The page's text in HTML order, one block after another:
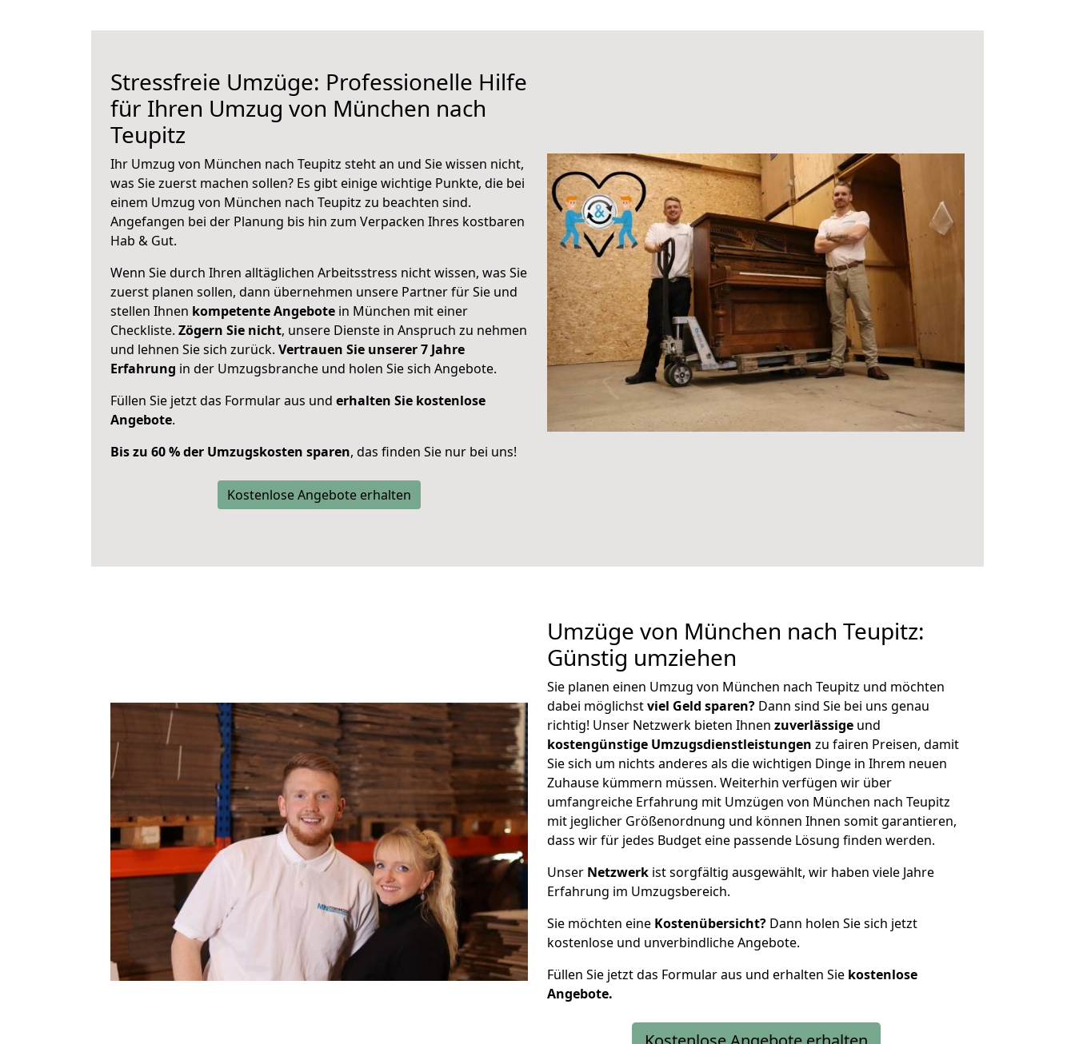
Stressfreie Umzüge: Professionelle Hilfe
für Ihren Umzug von München nach
Teupitz
Ihr Umzug von München nach Teupitz steht an und Sie wissen nicht,
was Sie zuerst machen sollen? Es gibt einige wichtige Punkte, die bei
einem Umzug von München nach Teupitz zu beachten sind.
Angefangen bei der Planung bis hin zum Verpacken Ihres kostbaren
Hab & Gut.
Wenn Sie durch Ihren alltäglichen Arbeitsstress nicht wissen, was Sie
zuerst planen sollen, dann übernehmen unsere Partner für Sie und
stellen Ihnen kompetente Angebote in München mit einer
Checkliste. Zögern Sie nicht, unsere Dienste in Anspruch zu nehmen
und lehnen Sie sich zurück. Vertrauen Sie unserer 7 Jahre
Erfahrung in der Umzugsbranche und holen Sie sich Angebote.
Füllen Sie jetzt das Formular aus und erhalten Sie kostenlose
Angebote.
Bis zu 60 % der Umzugskosten sparen, das finden Sie nur bei uns!
Kostenlose Angebote erhalten
Umzüge von München nach Teupitz:
Günstig umziehen
Sie planen einen Umzug von München nach Teupitz und möchten
dabei möglichstviel Geld sparen? Dann sind Sie bei uns genau
richtig! Unser Netzwerk bieten Ihnen zuverlässige und
kostengünstige Umzugsdienstleistungen zu fairen Preisen, damit
Sie sich um nichts anderes als die wichtigen Dinge in Ihrem neuen
Zuhause kümmern müssen. Weiterhin verfügen wir über
umfangreiche Erfahrung mit Umzügen von München nach Teupitz
mit jeglicher Größenordnung und können Ihnen somit garantieren,
dass wir für jedes Budget eine passende Lösung finden werden.
Unser Netzwerk ist sorgfältig ausgewählt, wir haben viele Jahre
Erfahrung im Umzugsbereich.
Sie möchten eine Kostenübersicht? Dann holen Sie sich jetzt
kostenlose und unverbindliche Angebote.
Füllen Sie jetzt das Formular aus und erhalten Sie kostenlose
Angebote.